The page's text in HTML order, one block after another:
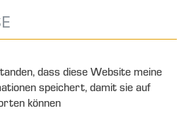
dass diese Website meine
speichert, damit sie auf
können